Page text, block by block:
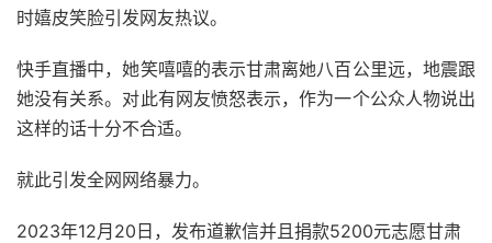
时嬉皮笑脸引发网友热议。
快手直播中，她笑嘻嘻的表示甘肃离她八百公里远，地震跟
她没有关系。对此有网友愤怒表示，作为一个公众人物说出
这样的话十分不合适。
就此引发全网网络暴力。
2023年12月20日，发布道歉信并且捐款5200元志愿甘肃